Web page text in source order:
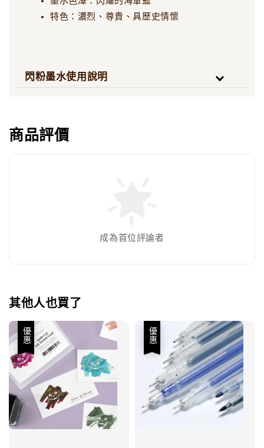
特色：濃烈、尊貴、具歷史情懷
閃粉墨水使用說明
商品評價
成為首位評論者
其他人也買了
優惠 優惠